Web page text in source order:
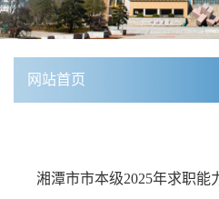
网站首页
湘潭市市本级2025年求职能